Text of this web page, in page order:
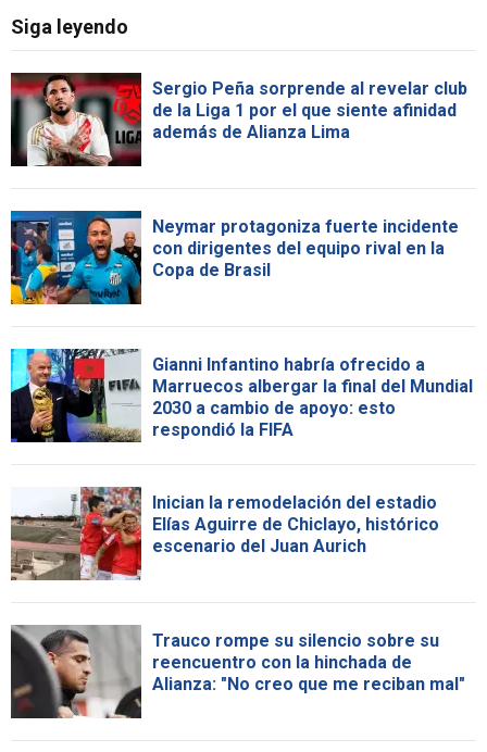
Siga leyendo
Sergio Peña sorprende al revelar club
de la Liga 1 por el que siente afinidad
además de Alianza Lima
Neymar protagoniza fuerte incidente
con dirigentes del equipo rival en la
Copa de Brasil
Gianni Infantino habría ofrecido a
Marruecos albergar la final del Mundial
2030 a cambio de apoyo: esto
respondió la FIFA
Inician la remodelación del estadio
Elías Aguirre de Chiclayo, histórico
escenario del Juan Aurich
Trauco rompe su silencio sobre su
reencuentro con la hinchada de
Alianza: "No creo que me reciban mal"